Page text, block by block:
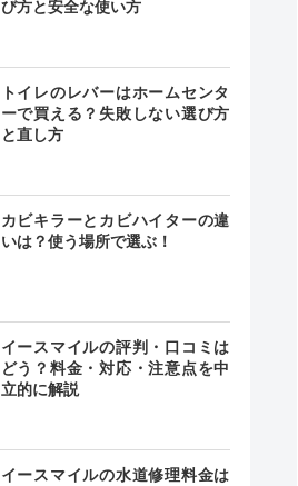
び方と安全な使い方
トイレのレバーはホームセンタ
ーで買える？失敗しない選び方
と直し方
カビキラーとカビハイターの違
いは？使う場所で選ぶ！
イースマイルの評判・口コミは
どう？料金・対応・注意点を中
立的に解説
イースマイルの水道修理料金は